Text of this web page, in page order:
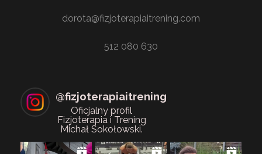
dorota@fizjoterapiaitrening.com
512 080 630
@fizjoterapiaitrening
Oficjalny profil
Fizjoterapia i Trening
Michał Sokołowski.